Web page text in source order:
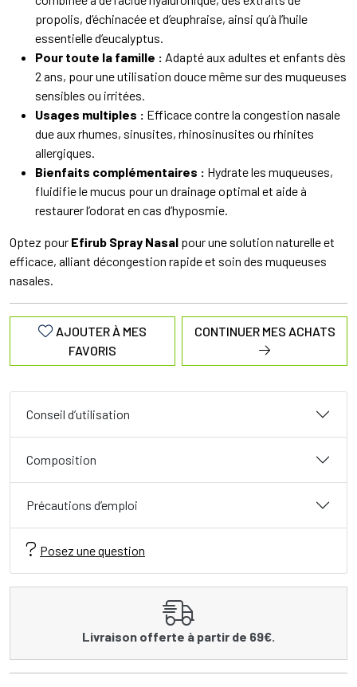
propolis, d’échinacée et d’euphraise, ainsi qu’à l’huile
essentielle d’eucalyptus.
Pour toute la famille : Adapté aux adultes et enfants dès
2 ans, pour une utilisation douce même sur des muqueuses
sensibles ou irritées.
Usages multiples : Efficace contre la congestion nasale
due aux rhumes, sinusites, rhinosinusites ou rhinites
allergiques.
Bienfaits complémentaires : Hydrate les muqueuses,
fluidifie le mucus pour un drainage optimal et aide à
restaurer l’odorat en cas d’hyposmie.
Optez pour Efirub Spray Nasal pour une solution naturelle et
efficace, alliant décongestion rapide et soin des muqueuses
nasales.
AJOUTER À MES
FAVORIS
CONTINUER MES ACHATS
Conseil d’utilisation
Composition
Précautions d’emploi
Posez une question
Livraison offerte à partir de 69€.